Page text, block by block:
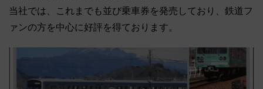
当社では、これまでも並び乗車券を発売しており、鉄道フ
ァンの方を中心に好評を得ております。